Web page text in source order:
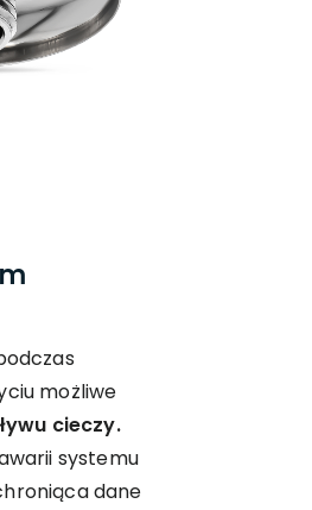
możliwe
cieczy.
systemu
dane